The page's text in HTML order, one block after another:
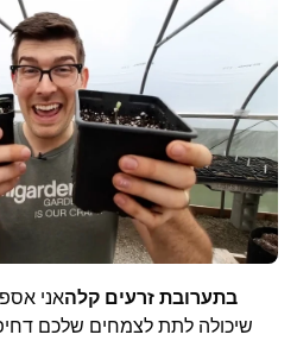
אניבתערובת זרעים קלה
שיכולה לתת לצמחים שלכם